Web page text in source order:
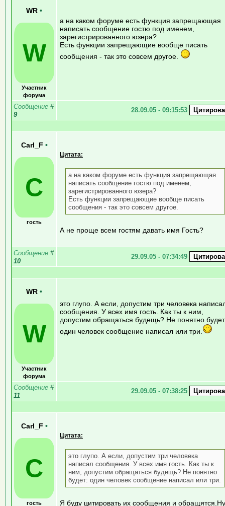
WR •
W
Участник
форума
а на каком форуме есть функция запрещающая
написать сообщение гостю под именем,
зарегистрированного юзера?
Есть функции запрещающие вообще писать
сообщения - так это совсем другое.
Сообщение #
9
28.09.05 - 09:15:53
Carl_F •
C
гость
Цитата:
а на каком форуме есть функция запрещающая
написать сообщение гостю под именем,
зарегистрированного юзера?
Есть функции запрещающие вообще писать
сообщения - так это совсем другое.
А не проще всем гостям давать имя Гость?
Сообщение #
10
29.09.05 - 07:34:49
WR •
W
Участник
форума
это глупо. А если, допустим три человека
сообщения. У всех имя гость. Как ты к ним,
допустим обращаться будещь? Не понятно
один человек сообщение написал или три.
Сообщение #
11
29.09.05 - 07:38:25
Carl_F •
C
гость
Цитата:
это глупо. А если, допустим три человека
написал сообщения. У всех имя гость. Как ты к
ним, допустим обращаться будещь? Не понятно
будет: один человек сообщение написал или три.
Я буду цитировать их сообщения и обращятся.Ну